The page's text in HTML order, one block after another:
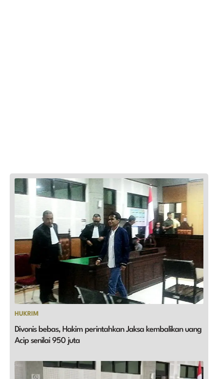
HUKRIM
Divonis bebas, Hakim perintahkan Jaksa kembalikan uang
Acip senilai 950 juta